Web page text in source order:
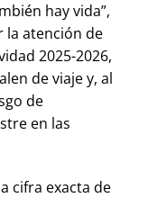
hay vida”,
la atención de
2025-2026,
de viaje y, al
de
en las
cifra exacta de